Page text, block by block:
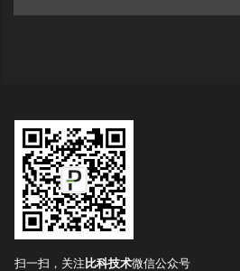
扫一扫，关注 比科技术微信公众号